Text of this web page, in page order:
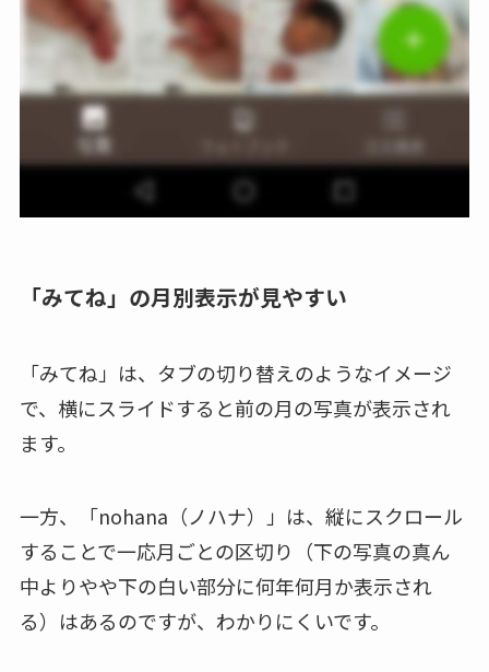
「みてね」の月別表示が見やすい
「みてね」は、タブの切り替えのようなイメージ
で、横にスライドすると前の月の写真が表示され
ます。
一方、「nohana（ノハナ）」は、縦にスクロール
することで一応月ごとの区切り（下の写真の真ん
中よりやや下の白い部分に何年何月か表示され
る）はあるのですが、わかりにくいです。